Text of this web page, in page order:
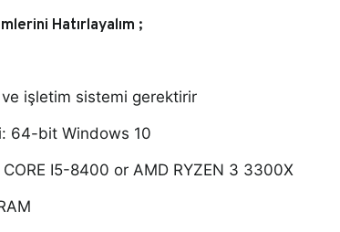
Hatırlayalım ;
işletim sistemi gerektirir
64-bit Windows 10
CORE I5-8400 or AMD RYZEN 3 3300X